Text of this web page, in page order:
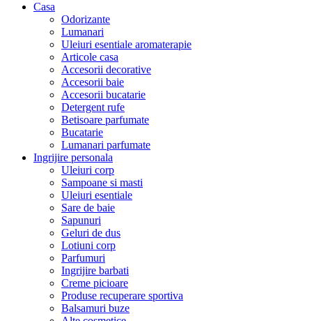
Casa
Odorizante
Lumanari
Uleiuri esentiale aromaterapie
Articole casa
Accesorii decorative
Accesorii baie
Accesorii bucatarie
Detergent rufe
Betisoare parfumate
Bucatarie
Lumanari parfumate
Ingrijire personala
Uleiuri corp
Sampoane si masti
Uleiuri esentiale
Sare de baie
Sapunuri
Geluri de dus
Lotiuni corp
Parfumuri
Ingrijire barbati
Creme picioare
Produse recuperare sportiva
Balsamuri buze